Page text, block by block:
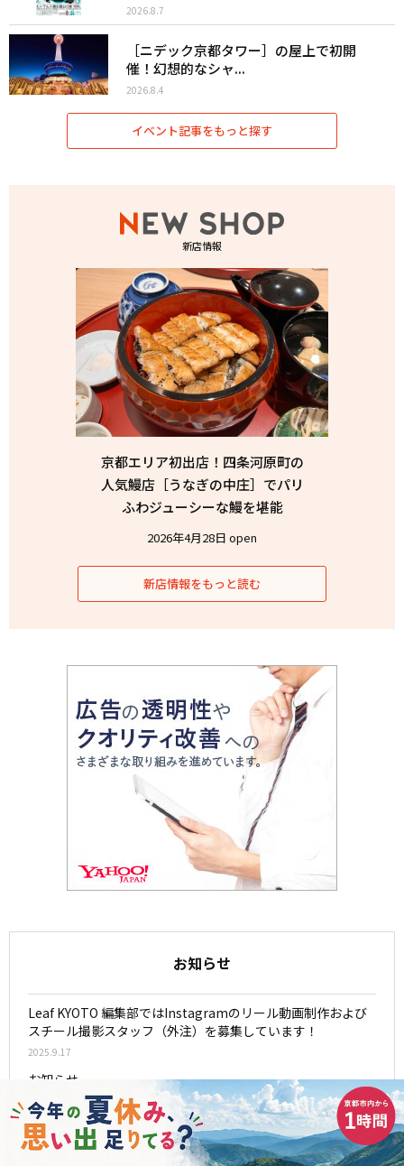
2026.8.7
［ニデック京都タワー］の屋上で初開
催！幻想的なシャ...
2026.8.4
イベント記事をもっと探す
新店情報
京都エリア初出店！四条河原町の
人気鰻店［うなぎの中庄］でパリ
ふわジューシーな鰻を堪能
2026年4月28日 open
新店情報をもっと読む
お知らせ
Leaf KYOTO 編集部ではInstagramのリール動画制作および
スチール撮影スタッフ（外注）を募集しています！
2025.9.17
お知らせ
2024.4.22
京都・滋賀の最新情報を募集しています！
2021.10.7